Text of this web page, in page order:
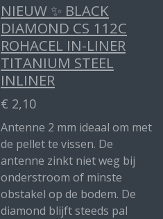
NIEUW ✨ BLACK
DIAMOND CS 112C
ROHACEL IN-LINER
TITANIUM STEEL
INLINER
€ 2,10
Antenne 2 mm ideaal om met
de pellet te vissen. De
antenne zinkt niet weg bij
onderstroom of minste
obstakel op de bodem. De
diamond blijft steeds pal